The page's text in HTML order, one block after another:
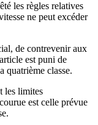
les règles relatives
ne peut excéder
de contrevenir aux
est puni de
quatrième classe.
les limites
est celle prévue